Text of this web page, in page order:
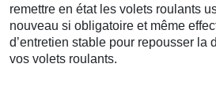
remettre en état les volets roulants
nouveau si obligatoire et même
d’entretien stable pour repousser la
vos volets roulants.